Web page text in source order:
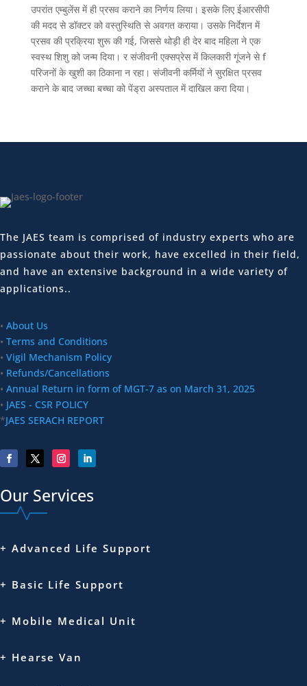
उपरांत एम्बुलेंस में ही प्रसव कराने का निर्णय लिया। इसके लिए ईआरसीपी
की मदद से डॉक्टर को वस्तुस्थिति से अवगत कराया। उसके निर्देशन में
प्रसव की प्रक्रिया शुरू की गई, जिससे थोड़ी ही देर बाद महिला ने एक
स्वस्थ शिशु को जन्म दिया। र संजीवनी एक्सप्रेस में किलकारी गूंजने से f
परिजनों के खुशी का ठिकाना न रहा। संजीवनी कर्मियों ने सुरक्षित प्रसव
कराने के बाद जच्चा बच्चा को पेंड्रा अस्पताल में दाखिल करा दिया।
The JAES team is comprised of industry experts who are
passionate about their work, have excelled in their field,
and have an extensive background in a wide variety of
applications..
• About Us
• Terms and Conditions
• Vigil Mechanism Policy
• Refunds/Cancellations
• Annual Return in form of MGT-7 as on March 31, 2025
• JAES - CSR POLICY
*JAES SERACH REPORT
Our Services
+ Advanced Life Support
+ Basic Life Support
+ Mobile Medical Unit
+ Hearse Van